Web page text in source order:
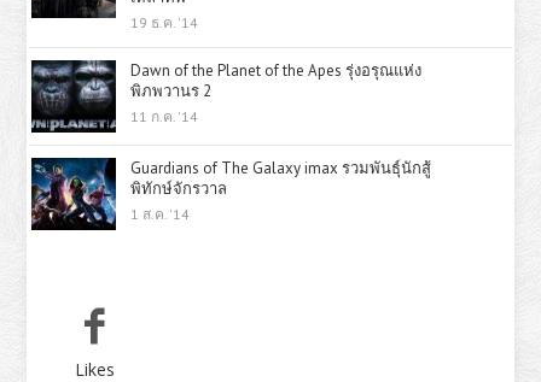
19 ธ.ค. '14
Dawn of the Planet of the Apes รุ่งอรุณแห่ง
พิภพวานร 2
11 ก.ค. '14
Guardians of The Galaxy imax รวมพันธุ์นักสู้
พิทักษ์จักรวาล
1 ส.ค. '14
Likes